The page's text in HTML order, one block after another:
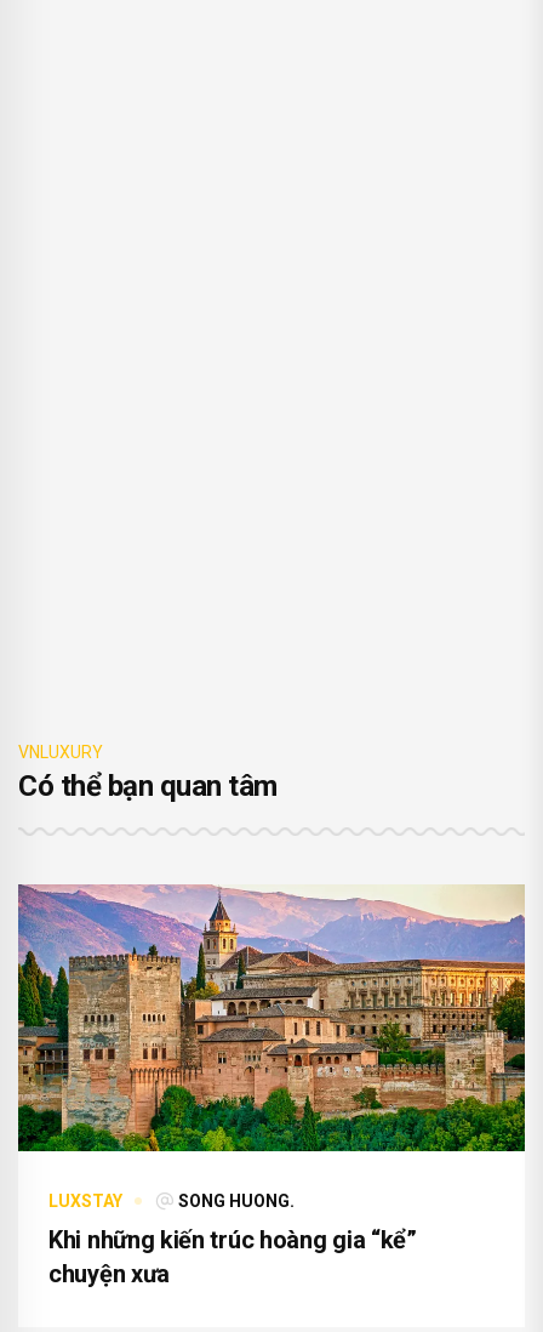
VNLUXURY
Có thể bạn quan tâm
LUXSTAY SONG HUONG.
Khi những kiến trúc hoàng gia “kể”
chuyện xưa